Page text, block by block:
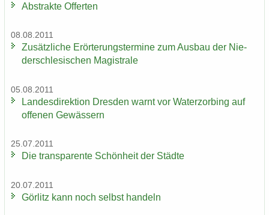
Abs­trak­te Of­fer­ten
08.08.2011
Zu­sätz­li­che Er­ör­te­rungs­ter­mi­ne zum Aus­bau der Nie­
der­schle­si­schen Ma­gis­tra­le
05.08.2011
Lan­des­di­rek­ti­on Dres­den warnt vor Wa­ter­zor­bing auf
of­fe­nen Ge­wäs­sern
25.07.2011
Die trans­pa­ren­te Schön­heit der Städ­te
20.07.2011
Gör­litz kann noch selbst han­deln